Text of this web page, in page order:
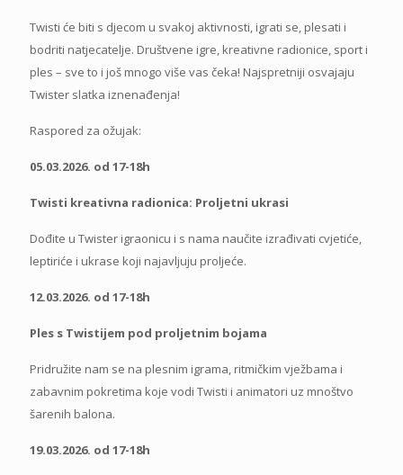
Twisti će biti s djecom u svakoj aktivnosti, igrati se, plesati i
bodriti natjecatelje. Društvene igre, kreativne radionice, sport i
ples – sve to i još mnogo više vas čeka! Najspretniji osvajaju
Twister slatka iznenađenja!
Raspored za ožujak:
05.03.2026. od 17-18h
Twisti kreativna radionica: Proljetni ukrasi
Dođite u Twister igraonicu i s nama naučite izrađivati cvjetiće,
leptiriće i ukrase koji najavljuju proljeće.
12.03.2026. od 17-18h
Ples s Twistijem pod proljetnim bojama
Pridružite nam se na plesnim igrama, ritmičkim vježbama i
zabavnim pokretima koje vodi Twisti i animatori uz mnoštvo
šarenih balona.
19.03.2026. od 17-18h